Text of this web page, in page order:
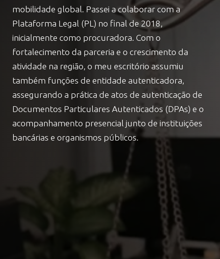
mobilidade global. Passei a colaborar com a
Plataforma Legal (PL) no final de 2018,
inicialmente como procuradora. Com o
fortalecimento da parceria e o crescimento da
atividade na região, o meu escritório assumiu
também funções de entidade autenticadora,
assegurando a prática de atos de autenticação de
Documentos Particulares Autenticados (DPAs) e o
acompanhamento presencial junto de instituições
bancárias e organismos públicos.